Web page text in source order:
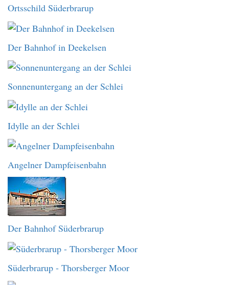
Ortsschild Süderbrarup
Der Bahnhof in Deekelsen
Sonnenuntergang an der Schlei
Idylle an der Schlei
Angelner Dampfeisenbahn
Der Bahnhof Süderbrarup
Süderbrarup - Thorsberger Moor